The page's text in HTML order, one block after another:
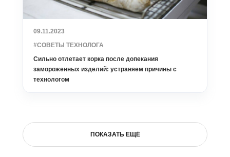
09.11.2023
#СОВЕТЫ ТЕХНОЛОГА
Сильно отлетает корка после допекания
замороженных изделий: устраняем причины с
технологом
ПОКАЗАТЬ ЕЩЁ